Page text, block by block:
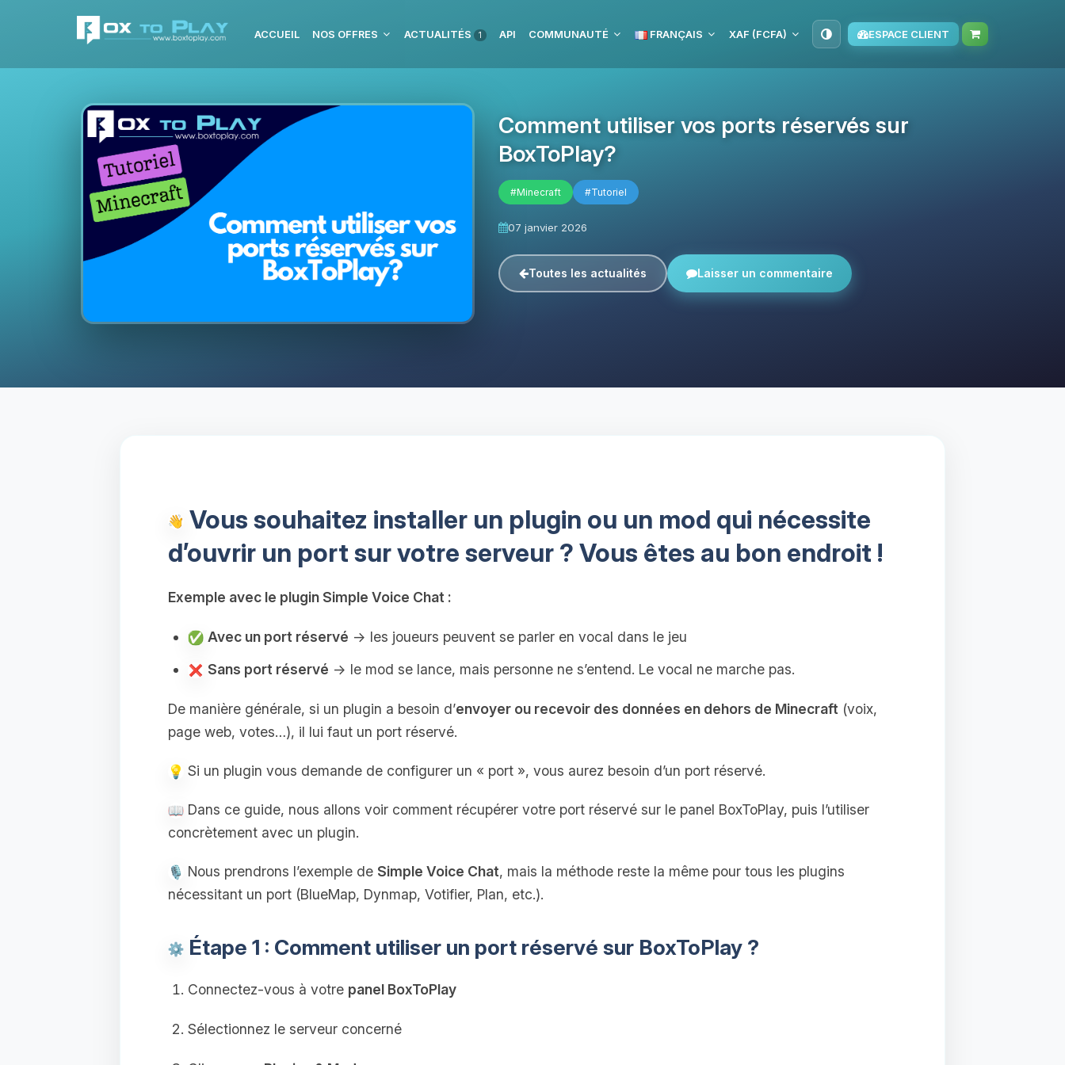
ACCUEIL NOS OFFRES ACTUALITÉS 1 API COMMUNAUTÉ FRANÇAIS XAF (FCFA) ESPACE CLIENT
Comment utiliser vos ports réservés sur
BoxToPlay?
#Minecraft #Tutoriel
07 janvier 2026
Toutes les actualités Laisser un commentaire
Vous souhaitez installer un plugin ou un mod qui nécessite
d’ouvrir un port sur votre serveur ? Vous êtes au bon endroit !
Exemple avec le plugin Simple Voice Chat :
Avec un port réservé → les joueurs peuvent se parler en vocal dans le jeu
Sans port réservé → le mod se lance, mais personne ne s’entend. Le vocal ne marche pas.
De manière générale, si un plugin a besoin d’envoyer ou recevoir des données en dehors de Minecraft (voix,
page web, votes…), il lui faut un port réservé.
Si un plugin vous demande de configurer un « port », vous aurez besoin d’un port réservé.
Dans ce guide, nous allons voir comment récupérer votre port réservé sur le panel BoxToPlay, puis l’utiliser
concrètement avec un plugin.
Nous prendrons l’exemple de Simple Voice Chat, mais la méthode reste la même pour tous les plugins
nécessitant un port (BlueMap, Dynmap, Votifier, Plan, etc.).
Étape 1 : Comment utiliser un port réservé sur BoxToPlay ?
Connectez-vous à votre panel BoxToPlay
Sélectionnez le serveur concerné